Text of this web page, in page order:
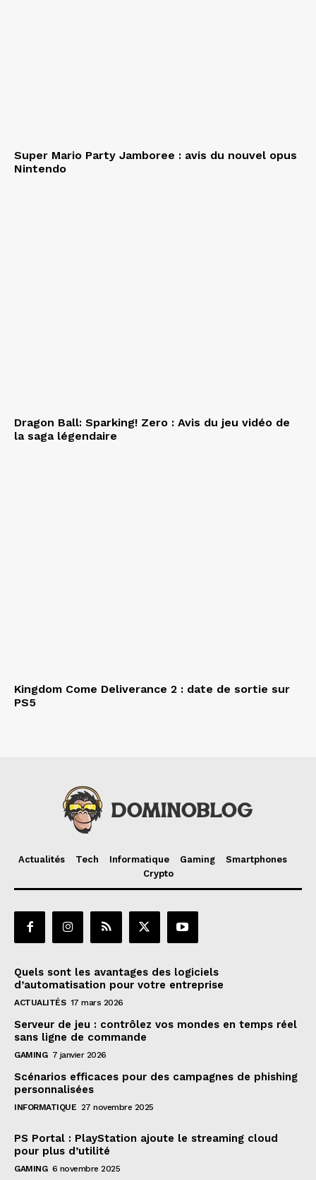
Super Mario Party Jamboree : avis du nouvel opus
Nintendo
Dragon Ball: Sparking! Zero : Avis du jeu vidéo de
la saga légendaire
Kingdom Come Deliverance 2 : date de sortie sur
PS5
Actualités Tech Informatique Gaming
Smartphones
Crypto
Quels sont les avantages des logiciels
d’automatisation pour votre entreprise
ACTUALITÉS 17 mars 2026
Serveur de jeu : contrôlez vos mondes en temps réel
sans ligne de commande
GAMING 7 janvier 2026
Scénarios efficaces pour des campagnes de phishing
personnalisées
INFORMATIQUE 27 novembre 2025
PS Portal : PlayStation ajoute le streaming cloud
pour plus d’utilité
GAMING 6 novembre 2025